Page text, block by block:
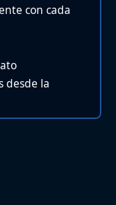
con cada
desde la